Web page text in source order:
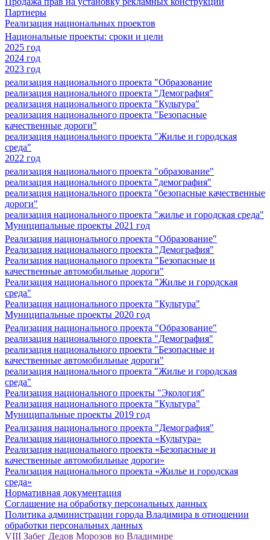
Партнеры
Реализация национальных проектов
Национальные проекты: сроки и цели
2025 год
2024 год
2023 год
реализация национального проекта "Образование
реализация национального проекта "Демография"
реализация национального проекта "Культура"
реализация национального проекта "Безопасные
качественные дороги"
реализация национального проекта "Жилье и городская
среда"
2022 год
реализация национального проекта "образование"
реализация национального проекта "демография"
реализация национального проекта "безопасные качественные
дороги"
реализация национального проекта "жилье и городская среда"
Муниципальные проекты 2021 год
Реализация национального проекта "Образование"
Реализация национального проекта "Демография"
Реализация национального проекта "Безопасные и
качественные автомобильные дороги"
Реализация национального проекта "Жилье и городская
среда"
Реализация национального проекта "Культура"
Муниципальные проекты 2020 год
Реализация национального проекта "Образование"
реализация национального проекта "Демография"
реализация национального проекта "Безопасные и
качественные автомобильные дороги"
реализация национального проекта "Жилье и городская
среда"
Реализация национального проекты "Экология"
Реализация национального проекта "Культура"
Муниципальные проекты 2019 год
Реализация национального проекта "Демография"
Реализация национального проекта «Культура»
Реализация национального проекта «Безопасные и
качественные автомобильные дороги»
Реализация национального проекта «Жилье и городская
среда»
Нормативная документация
Соглашение на обработку персональных данных
Политика администрации города Владимира в отношении
обработки персональных данных
VIII Забег Дедов Морозов во Владимире